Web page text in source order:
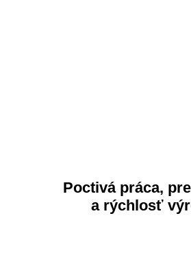
Poctivá práca,
a rýchlosť